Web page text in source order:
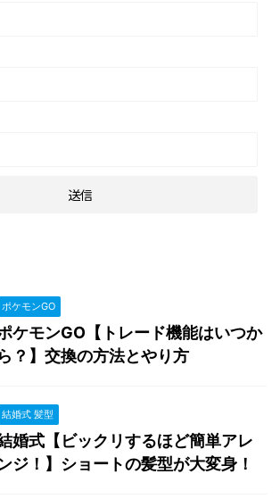
ポケモンGO
ケモンGO【トレード機能はいつか
ら？】交換の方法とやり方
結婚式 髪型
婚式【ビックリするほど簡単アレ
ジ！】ショートの髪型が大変身！